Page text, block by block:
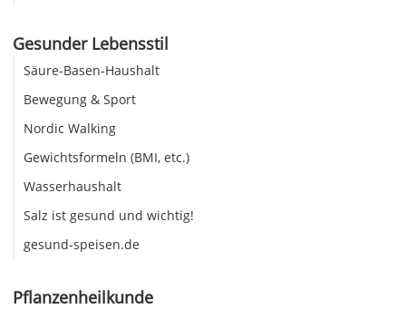
Gesunder Lebensstil
Säure-Basen-Haushalt
Bewegung & Sport
Nordic Walking
Gewichtsformeln (BMI, etc.)
Wasserhaushalt
Salz ist gesund und wichtig!
gesund-speisen.de
Pflanzenheilkunde